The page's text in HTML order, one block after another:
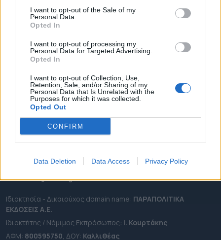
I want to opt-out of the Sale of my
Personal Data.
Opted In
I want to opt-out of processing my
Personal Data for Targeted Advertising.
Opted In
I want to opt-out of Collection, Use,
Retention, Sale, and/or Sharing of my
Personal Data that Is Unrelated with the
Purposes for which it was collected.
Opted Out
CONFIRM
Data Deletion Data Access Privacy Policy
ΕΠΙΚΑΙΡΟΤΗΤΑ
ΠΕΡΙΦΕΡΕΙΕΣ
OTA LEAKS
ΑΠΟΨΕΙΣ
ΠΡΟΣΛΗΨΕΙΣ
e-ota.gr | Ταυτότητα
Ταχ. Διεύθυνση:Λεωφόρος Ανδρέα Συγγρού 188, 17671,
2111091100
Εmail:info@e-ota.gr
Ιδιοκτησία - Δικαιούχος domain name: ΠΑΡΑΠΟΛΙΤΙΚΑ
ΕΚΔΟΣΕΙΣ A.E.
Ιδιοκτήτης / Νόμιμος Εκπρόσωπος: Ι. Κουρτάκης
ΑΦΜ: 800595750 , ΔΟΥ: Καλλιθέας